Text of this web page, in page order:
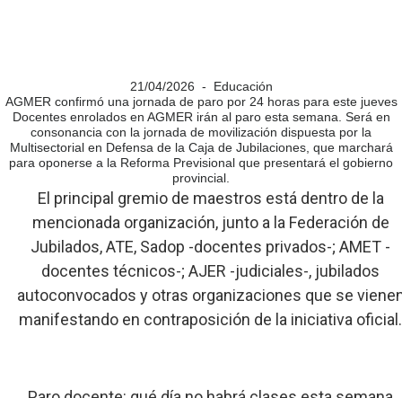
21/04/2026 - Educación
AGMER confirmó una jornada de paro por 24 horas para este jueves
Docentes enrolados en AGMER irán al paro esta semana. Será en
consonancia con la jornada de movilización dispuesta por la
Multisectorial en Defensa de la Caja de Jubilaciones, que marchará
para oponerse a la Reforma Previsional que presentará el gobierno
provincial.
El principal gremio de maestros está dentro de la
mencionada organización, junto a la Federación de
Jubilados, ATE, Sadop -docentes privados-; AMET -
docentes técnicos-; AJER -judiciales-, jubilados
autoconvocados y otras organizaciones que se
manifestando en contraposición de la iniciativa oficial.